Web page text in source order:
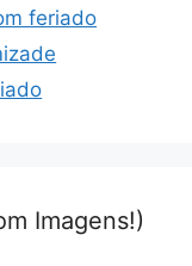
feriado
Imagens!)